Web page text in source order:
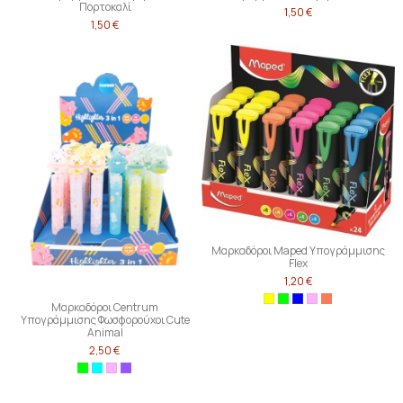
Πορτοκαλί
1,50 €
1,50 €
Μαρκαδόροι Centrum
Υπογράμμισης Φωσφορούχοι Cute
Animal
2,50 €
Μαρκαδόροι Maped Υπογράμμισης
Flex
1,20 €